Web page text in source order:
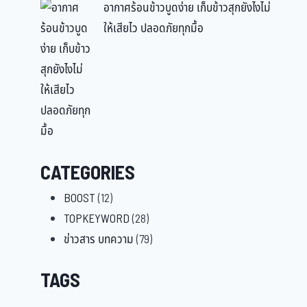
อากาศร้อนข้าวบูดง่าย เก็บข้าวสุกยังไงไม่
ให้เสียไว ปลอดภัยทุกมื้อ
CATEGORIES
BOOST(12)
TOPKEYWORD(28)
ข่าวสาร บทความ(79)
TAGS